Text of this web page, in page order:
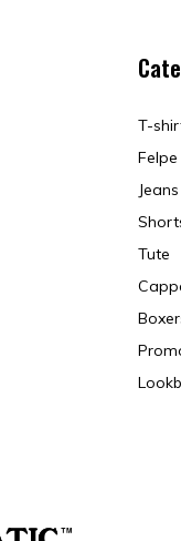
T-
Felpe
Jeans
Tute